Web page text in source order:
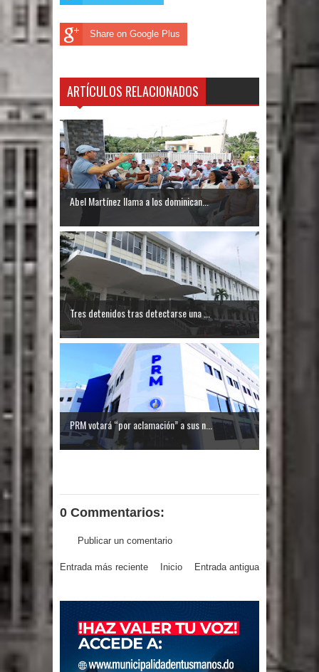
Share on Google Plus
ARTÍCULOS RELACIONADOS
Abel Martínez llama a los dominican...
Tres detenidos tras detectarse una ...
PRM votará “por aclamación” a sus n...
0 Commentarios:
Publicar un comentario
Entrada más reciente Entrada antigua
Inicio